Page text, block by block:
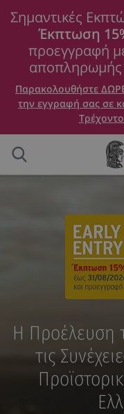
Σημαντικές
Έκπτωση
προεγγραφή
αποπληρωμής
Παρακολουθήστε
την εγγραφή σας σε
Η Προέλευση
τις